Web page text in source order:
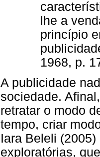
lhe a
princípio
1968, p.
A publicidade
sociedade.
retratar o modo
tempo, criar
Iara Beleli
exploratórias,